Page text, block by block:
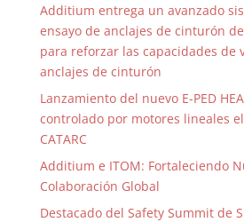
Additium entrega un avanzado
ensayo de anclajes de cinturón
para reforzar las capacidades de
anclajes de cinturón
Lanzamiento del nuevo E-PED
controlado por motores lineales
CATARC
Additium e ITOM: Fortaleciendo
Colaboración Global
Destacado del Safety Summit de